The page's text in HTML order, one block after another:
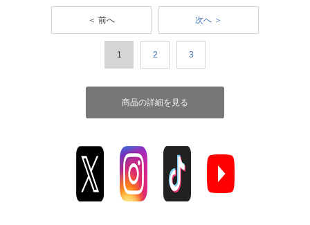
＜ 前へ 次へ ＞
1 2 3
商品の詳細を見る